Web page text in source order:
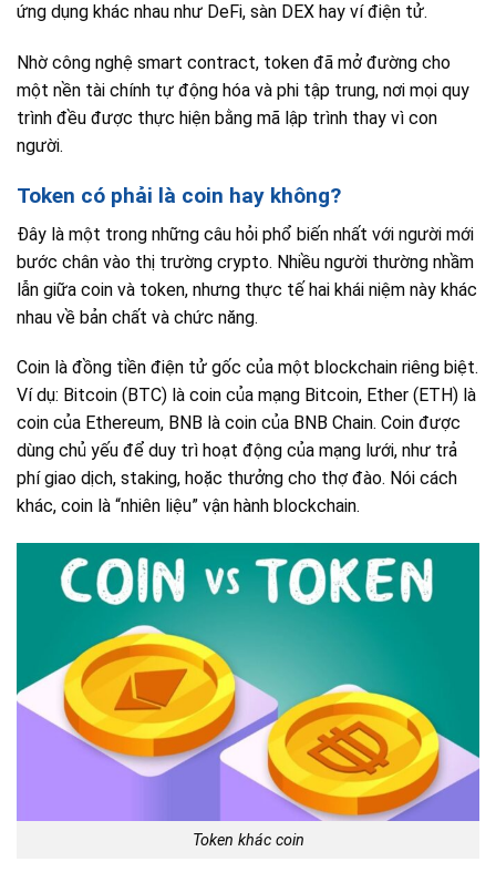
ứng dụng khác nhau như DeFi, sàn DEX hay ví điện tử.
Nhờ công nghệ smart contract, token đã mở đường cho
một nền tài chính tự động hóa và phi tập trung, nơi mọi quy
trình đều được thực hiện bằng mã lập trình thay vì con
người.
Token có phải là coin hay không?
Đây là một trong những câu hỏi phổ biến nhất với người mới
bước chân vào thị trường crypto. Nhiều người thường nhầm
lẫn giữa coin và token, nhưng thực tế hai khái niệm này khác
nhau về bản chất và chức năng.
Coin là đồng tiền điện tử gốc của một blockchain riêng biệt.
Ví dụ: Bitcoin (BTC) là coin của mạng Bitcoin, Ether (ETH) là
coin của Ethereum, BNB là coin của BNB Chain. Coin được
dùng chủ yếu để duy trì hoạt động của mạng lưới, như trả
phí giao dịch, staking, hoặc thưởng cho thợ đào. Nói cách
khác, coin là “nhiên liệu” vận hành blockchain.
Token khác coin